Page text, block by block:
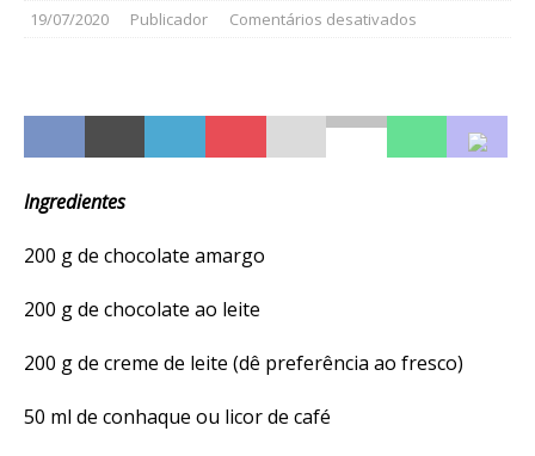
19/07/2020 Publicador Comentários desativados
Ingredientes
200 g de chocolate amargo
200 g de chocolate ao leite
200 g de creme de leite (dê preferência ao fresco)
50 ml de conhaque ou licor de café